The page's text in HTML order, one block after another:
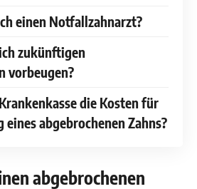
einen Notfallzahnarzt?
zukünftigen
vorbeugen?
die Kosten für
eines abgebrochenen Zahns?
abgebrochenen